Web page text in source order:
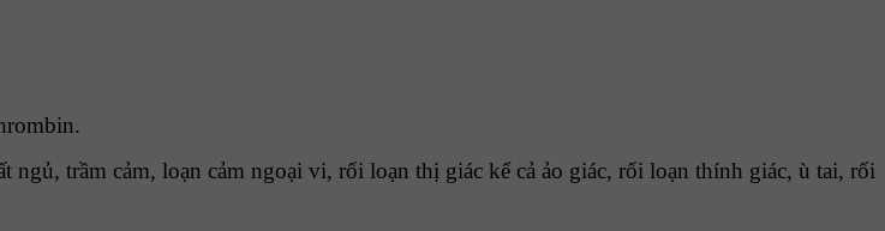
trầm cảm, loạn cảm ngoại vi, rối loạn thị giác kể cả ảo giác, rối loạn thính giác, ù tai, rối